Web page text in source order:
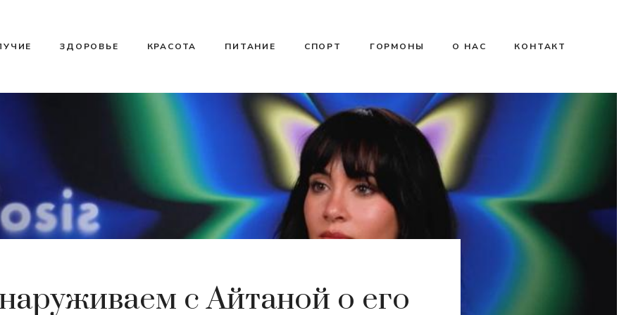
ЗДОРОВЬЕ КРАСОТА ПИТАНИЕ СПОРТ ГОРМОНЫ О НАС КОНТАКТ
с Айтаной о его